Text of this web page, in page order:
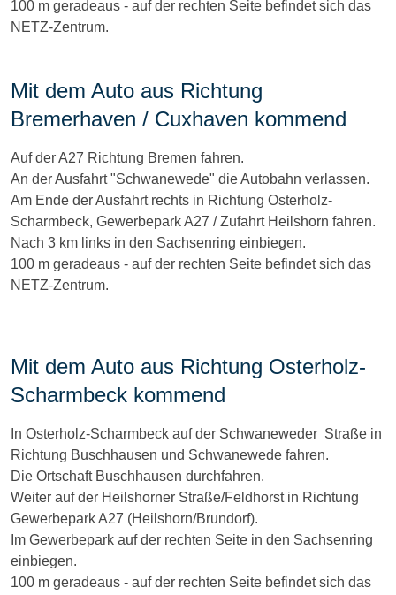
100 m geradeaus - auf der rechten Seite befindet sich das
NETZ-Zentrum.
Mit dem Auto aus Richtung
Bremerhaven / Cuxhaven kommend
Auf der A27 Richtung Bremen fahren.
An der Ausfahrt "Schwanewede" die Autobahn verlassen.
Am Ende der Ausfahrt rechts in Richtung Osterholz-
Scharmbeck, Gewerbepark A27 / Zufahrt Heilshorn fahren.
Nach 3 km links in den Sachsenring einbiegen.
100 m geradeaus - auf der rechten Seite befindet sich das
NETZ-Zentrum.
Mit dem Auto aus Richtung Osterholz-
Scharmbeck kommend
In Osterholz-Scharmbeck auf der Schwaneweder Straße in
Richtung Buschhausen und Schwanewede fahren.
Die Ortschaft Buschhausen durchfahren.
Weiter auf der Heilshorner Straße/Feldhorst in Richtung
Gewerbepark A27 (Heilshorn/Brundorf).
Im Gewerbepark auf der rechten Seite in den Sachsenring
einbiegen.
100 m geradeaus - auf der rechten Seite befindet sich das